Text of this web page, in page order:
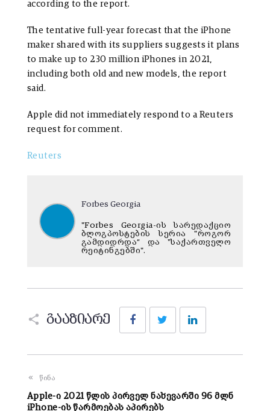
according to the report.
The tentative full-year forecast that the iPhone
maker shared with its suppliers suggests it plans
to make up to 230 million iPhones in 2021,
including both old and new models, the report
said.
Apple did not immediately respond to a Reuters
request for comment.
Reuters
Forbes Georgia
"Forbes Georgia-ის სარედაქციო
ბლოგპოსტების სერია "როგორ
გამდიდრდა“ და "საქართველო
რეიტინგებში".
გააზიარე
FacebookTwitter
წინა
Apple-ი 2021 წლის პირველ ნახევარში 96 მლნ
iPhone-ის წარმოებას აპირებს